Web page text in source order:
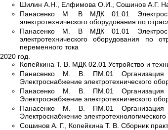
Шилин А.Н., Елфимова О.И., Сошинов А.Г.
Панасенко М. В МДК 01.01
электротехнического оборудования по
Панасенко М. В МДК 01.01
электротехнического оборудования по
переменного тока
2020 год.
Копейкина Т. В. МДК 02.01 Устройство и
Панасенко М. В. ПМ.01 Организация
Электроснабжение электротехнического
Панасенко М. В. ПМ.01 Организация
Электроснабжение электротехнического
Панасенко М. В. ПМ.01 Организация
Электроснабжение
Сошинов А. Г., Копейкина Т. В. Сборник